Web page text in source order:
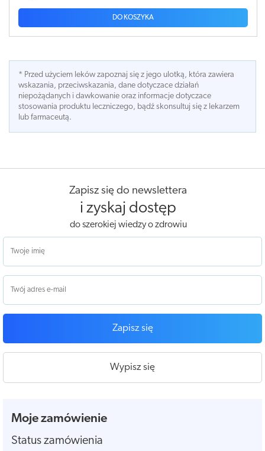
DO KOSZYKA
* Przed użyciem leków zapoznaj się z jego ulotką, która zawiera
wskazania, przeciwskazania, dane dotyczace działań
niepożądanych i dawkowanie oraz informacje dotyczace
stosowania produktu leczniczego, bądź skonsultuj się z lekarzem
lub farmaceutą.
Zapisz się do newslettera
i zyskaj dostęp
do szerokiej wiedzy o zdrowiu
Zapisz się
Wypisz się
Moje zamówienie
Status zamówienia